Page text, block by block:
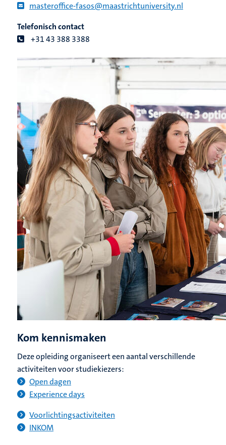
masteroffice-fasos@maastrichtuniversity.nl
Telefonisch contact
+31 43 388 3388
Kom kennismaken
Deze opleiding organiseert een aantal verschillende
activiteiten voor studiekiezers:
Open dagen
Experience days
Voorlichtingsactiviteiten
INKOM